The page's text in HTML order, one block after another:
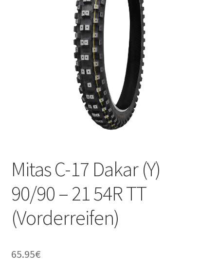
Mitas C-17 Dakar (Y)
90/90 – 21 54R TT
(Vorderreifen)
65.95€